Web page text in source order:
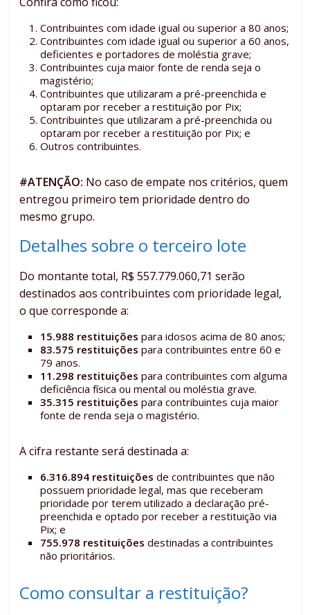
Contribuintes com idade igual ou superior a 80 anos;
Contribuintes com idade igual ou superior a 60 anos,
deficientes e portadores de moléstia grave;
Contribuintes cuja maior fonte de renda seja o
magistério;
Contribuintes que utilizaram a pré-preenchida e
optaram por receber a restituição por Pix;
Contribuintes que utilizaram a pré-preenchida ou
optaram por receber a restituição por Pix; e
Outros contribuintes.
#ATENÇÃO: No caso de empate nos critérios, quem
entregou primeiro tem prioridade dentro do
mesmo grupo.
Detalhes sobre o terceiro lote
Do montante total, R$ 557.779.060,71 serão
destinados aos contribuintes com prioridade legal,
o que corresponde a:
15.988 restituições para idosos acima de 80 anos;
83.575 restituições para contribuintes entre 60 e
79 anos.
11.298 restituições para contribuintes com alguma
deficiência física ou mental ou moléstia grave.
35.315 restituições para contribuintes cuja maior
fonte de renda seja o magistério.
A cifra restante será destinada a:
6.316.894 restituições de contribuintes que não
possuem prioridade legal, mas que receberam
prioridade por terem utilizado a declaração pré-
preenchida e optado por receber a restituição via
Pix; e
755.978 restituições destinadas a contribuintes
não prioritários.
Como consultar a restituição?